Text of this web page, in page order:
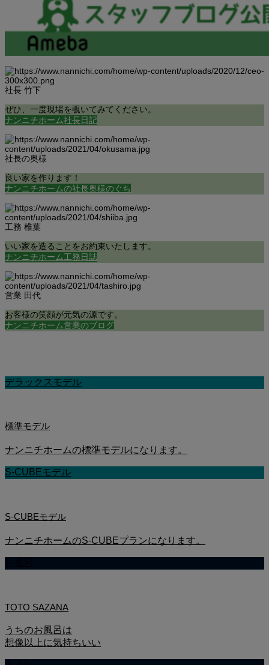
社長 竹下
ぜひ、一度現場を覗いてみてください。
ナンニチホーム社長日記
社長の奥様
良い家を作ります！
ナンニチホームの社長奥様のぐち
工務 椎葉
いい家を造ることをお約束いたします。
ナンニチホーム工務日誌
営業 田代
お客様の笑顔が元気の源です。
ナンニチホーム営業のブログ
デラックスモデル
標準モデル
ナンニチホームの標準モデルになります。
S-CUBEモデル
S-CUBEモデル
ナンニチホームのS-CUBEプランになります。
TOTO SAZANA
うちのお風呂は
想像以上に気持ちいい